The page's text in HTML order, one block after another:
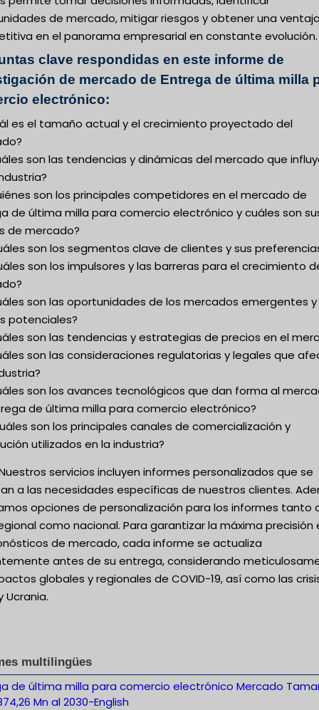
de mercado, mitigar riesgos y obtener una
en el panorama empresarial en constante evolución.
clave respondidas en este informe de
de mercado de Entrega de última milla
electrónico:
es el tamaño actual y el crecimiento proyectado del
son las tendencias y dinámicas del mercado que
son los principales competidores en el mercado de
de última milla para comercio electrónico y cuáles son
de mercado?
son los segmentos clave de clientes y sus
son los impulsores y las barreras para el crecimiento
son las oportunidades de los mercados emergentes y
potenciales?
son las tendencias y estrategias de precios en el
son las consideraciones regulatorias y legales que
son los avances tecnológicos que dan forma al
de última milla para comercio electrónico?
son los principales canales de comercialización y
utilizados en la industria?
servicios incluyen informes personalizados que se
a las necesidades específicas de nuestros clientes.
opciones de personalización para los informes tanto
como nacional. Para garantizar la máxima precisión
de mercado, cada informe se actualiza
antes de su entrega, considerando
globales y regionales de COVID-19, así como las
Ucrania.
multilingües
de última milla para comercio electrónico Mercado
Mn al 2030-English